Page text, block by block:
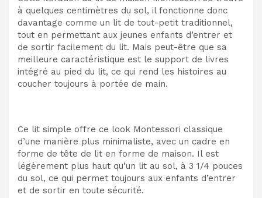
à quelques centimètres du sol, il fonctionne donc
davantage comme un lit de tout-petit traditionnel,
tout en permettant aux jeunes enfants d’entrer et
de sortir facilement du lit. Mais peut-être que sa
meilleure caractéristique est le support de livres
intégré au pied du lit, ce qui rend les histoires au
coucher toujours à portée de main.
Ce lit simple offre ce look Montessori classique
d’une manière plus minimaliste, avec un cadre en
forme de tête de lit en forme de maison. Il est
légèrement plus haut qu’un lit au sol, à 3 1/4 pouces
du sol, ce qui permet toujours aux enfants d’entrer
et de sortir en toute sécurité.